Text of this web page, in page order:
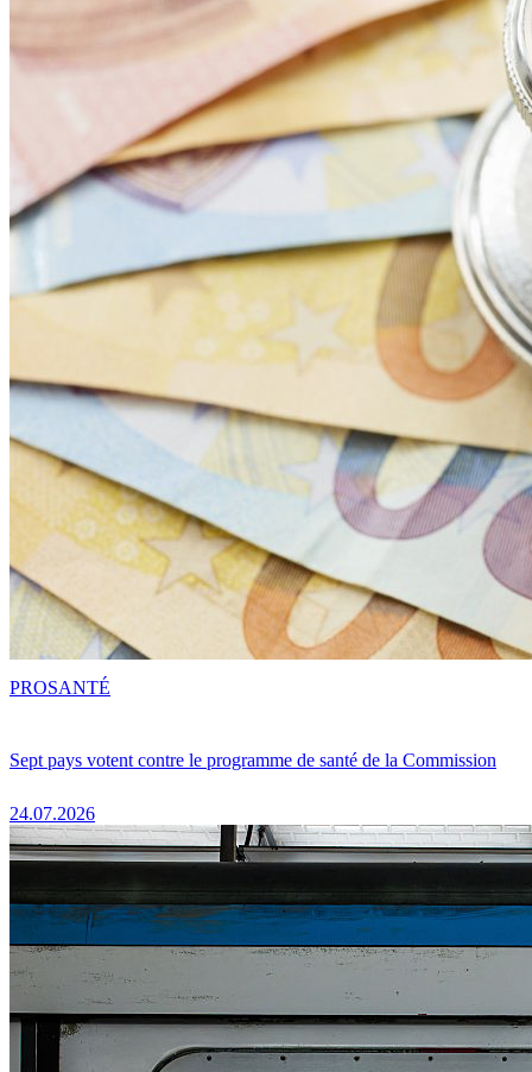
Sept pays votent contre le programme de santé de la Commission
24.07.2026
PROSANTÉ